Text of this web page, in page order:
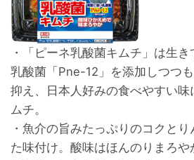
・「ピーネ乳酸菌キムチ」は生
乳酸菌「Pne-12」を添加しつつ
抑え、日本人好みの食べやすい味
ムチ。
・魚介の旨みたっぷりのコクと
た味付け。酸味はほんのりまろ